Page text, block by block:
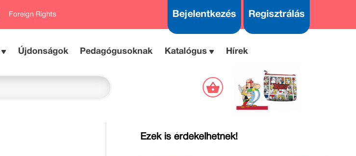
Foreign Rights Bejelentkezés Regisztrálás
Újdonságok Pedagógusoknak Katalógus Hírek
Ezek is érdekelhetnek!